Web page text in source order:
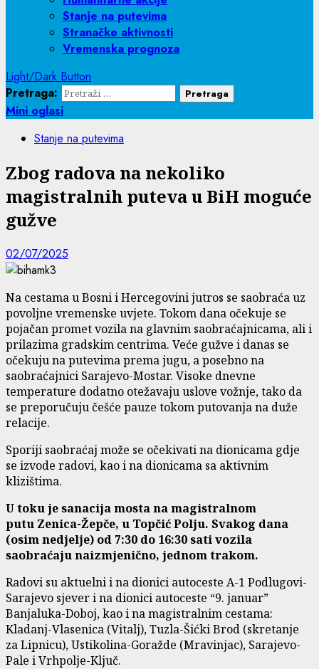
Stanje na putevima
Stranačke aktivnosti
Vremenska prognoza
Light/Dark Button
Pretraga:
Mini oglasi
Stanje na putevima
Zbog radova na nekoliko
magistralnih puteva u BiH moguće
gužve
02/07/2025
Na cestama u Bosni i Hercegovini jutros se saobraća uz
povoljne vremenske uvjete. Tokom dana očekuje se
pojačan promet vozila na glavnim saobraćajnicama, ali i
prilazima gradskim centrima. Veće gužve i danas se
očekuju na putevima prema jugu, a posebno na
saobraćajnici Sarajevo-Mostar. Visoke dnevne
temperature dodatno otežavaju uslove vožnje, tako da
se preporučuju češće pauze tokom putovanja na duže
relacije.
Sporiji saobraćaj može se očekivati na dionicama gdje
se izvode radovi, kao i na dionicama sa aktivnim
klizištima.
U toku je sanacija mosta na magistralnom
putu Zenica-Žepče, u Topčić Polju. Svakog dana
(osim nedjelje) od 7:30 do 16:30 sati vozila
saobraćaju naizmjenično, jednom trakom.
Radovi su aktuelni i na dionici autoceste A-1 Podlugovi-
Sarajevo sjever i na dionici autoceste “9. januar”
Banjaluka-Doboj, kao i na magistralnim cestama:
Kladanj-Vlasenica (Vitalj), Tuzla-Šićki Brod (skretanje
za Lipnicu), Ustikolina-Goražde (Mravinjac), Sarajevo-
Pale i Vrhpolje-Ključ.